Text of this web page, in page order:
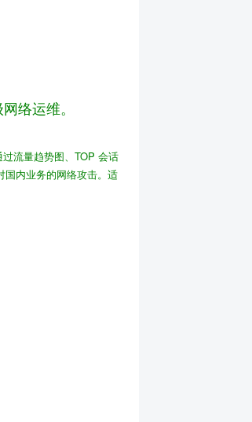
络运维。
过流量趋势图、TOP 会话
国内业务的网络攻击。适